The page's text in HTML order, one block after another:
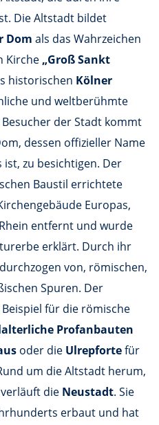
Die Altstadt bildet
Dom als das Wahrzeichen
Kirche „Groß Sankt
historischen Kölner
und weltberühmte
der Stadt kommt
dessen offizieller Name
zu besichtigen. Der
Baustil errichtete
Europas,
entfernt und wurde
erklärt. Durch ihr
von, römischen,
Spuren. Der
für die römische
Profanbauten
oder die Ulrepfortefür
um die Altstadt herum,
die Neustadt. Sie
erbaut und hat